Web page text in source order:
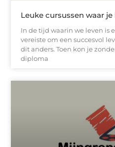
Leuke cursussen waar
In de tijd waarin we leven is
vereiste om een succesvol
dit anders. Toen kon je
diploma